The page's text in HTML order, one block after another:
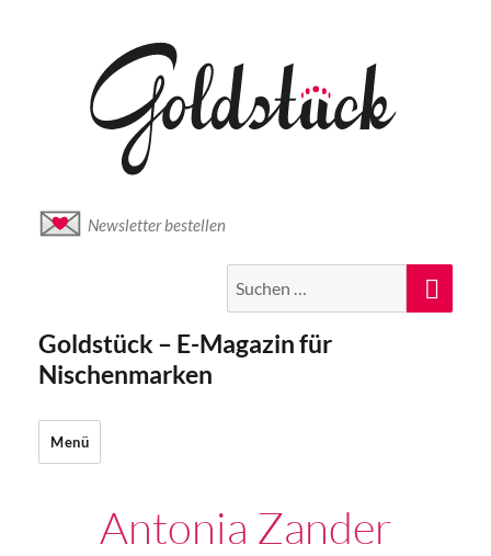
Newsletter bestellen
nach:
Goldstück – E-Magazin für
Nischenmarken
Menü
Antonia Zander